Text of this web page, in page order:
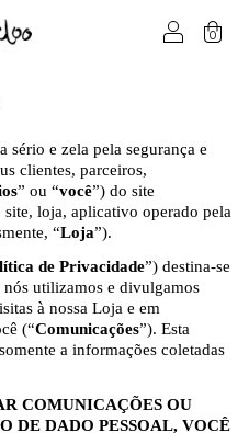
0
sério e zela pela segurança e
clientes, parceiros,
” ou “você”) do site
loja, aplicativo operado pela
“Loja”).
de Privacidade”) destina-se
utilizamos e divulgamos
à nossa Loja e em
(“Comunicações”). Esta
a informações coletadas
COMUNICAÇÕES OU
DE DADO PESSOAL, VOCÊ